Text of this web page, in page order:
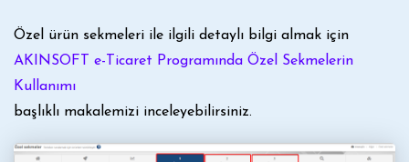
Özel ürün sekmeleri ile ilgili detaylı bilgi almak için
AKINSOFT e-Ticaret Programında Özel Sekmelerin
Kullanımı
başlıklı makalemizi inceleyebilirsiniz.